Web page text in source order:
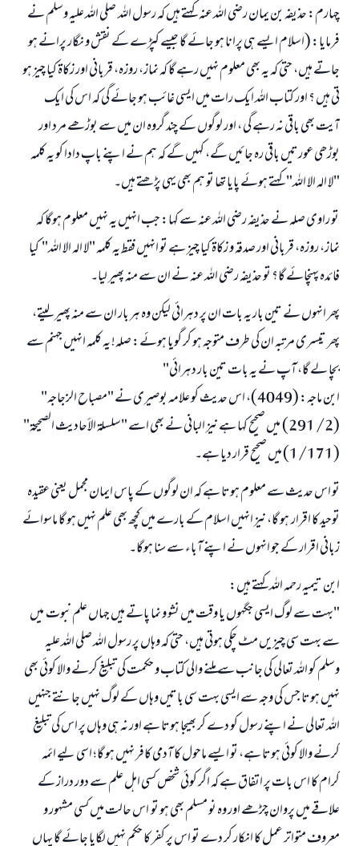
چہارم: حذیفہ بن یمان رضی اللہ عنہ کہتے ہیں کہ رسول اللہ صلی اللہ علیہ وسلم نے
فرمایا: (اسلام ایسے ہی پرانا ہو جائے گا جیسے کپڑے کے نقش و نگار پرانے ہو
جاتے ہیں، حتی کہ یہ بھی معلوم نہیں رہے گا کہ نماز، روزہ، قربانی اور زکاۃ کیا چیز ہو
تی ہیں ؟ اور کتاب اللہ ایک رات میں ایسی غائب ہو جائے گی کہ اس کی ایک
آیت بھی باقی نہ رہے گی ، اور لوگوں کے چند گروہ ان میں سے بوڑھے مرد اور
بوڑھی عورتیں باقی رہ جائیں گے، کہیں گے کہ ہم نے اپنے باپ دادا کو یہ کلمہ
"لا الہ الا الله" کہتے ہوئے پایا تھا تو ہم بھی یہی پڑھتے ہیں۔
تو راوی صلہ نے حذیفہ رضی اللہ عنہ سے کہا: جب انہیں یہ نہیں معلوم ہوگا کہ
نماز، روزہ، قربانی اور صدقہ و زکاۃ کیا چیز ہے تو انہیں فقط یہ کلمہ "لا الہ الا الله" کیا
فائدہ پہنچائے گا؟ تو حذیفہ رضی اللہ عنہ نے ان سے منہ پھیر لیا۔
پھر انہوں نے تین بار یہ بات ان پر دہرائی لیکن وہ ہر بار ان سے منہ پھیر لیتے،
پھر تیسری مرتبہ ان کی طرف متوجہ ہو کر گویا ہوئے: صلہ! یہ کلمہ انہیں جہنم سے
بچا لے گا، آپ نے یہ بات تین بار دہرائی"
ابن ماجہ: (4049)، اس حدیث کو علامہ بوصیری نے "مصباح الزجاجہ"
(2/ 291) میں صحیح کہا ہے نیز البانی نے بھی اسے "سلسلة الأحاديث الصحيحة"
(1/171) میں صحیح قرار دیا ہے۔
تو اس حدیث سے معلوم ہوتا ہے کہ ان لوگوں کے پاس ایمان مجمل یعنی عقیدہ
توحید کا اقرار ہو گا، نیز انہیں اسلام کے بارے میں کچھ بھی علم نہیں ہو گا ماسوائے
زبانی اقرار کے جو انہوں نے اپنے آباء سے سنا ہوگا۔
ابن تیمیہ رحمہ اللہ کہتے ہیں:
"بہت سے لوگ ایسی جگہوں یا وقت میں نشو و نما پاتے ہیں جہاں علم نبوت میں
سے بہت سی چیزیں مٹ چکی ہوتی ہیں، حتی کہ وہاں پر رسول اللہ صلی اللہ علیہ
وسلم کو اللہ تعالی کی جانب سے ملنے والی کتاب و حکمت کی تبلیغ کرنے والا کوئی بھی
نہیں ہوتا جس کی وجہ سے ایسی بہت سی باتیں وہاں کے لوگ نہیں جانتے جنہیں
اللہ تعالی نے اپنے رسول کو دے کر بھیجا ہوتا ہے اور نہ ہی وہاں پر اس کی تبلیغ
کرنے والا کوئی ہوتا ہے، تو ایسے ماحول کا آدمی کافر نہیں ہو گا؛ اسی لیے ائمہ
کرام کا اس بات پر اتفاق ہے کہ اگر کوئی شخص کسی اہل علم سے دور دراز کے
علاقے میں پروان چڑھے اور وہ نو مسلم بھی ہو تو اس حالت میں کسی مشہور و
معروف متواتر عمل کا انکار کر دے تو اس پر کفر کا حکم نہیں لگایا جائے گا یہاں